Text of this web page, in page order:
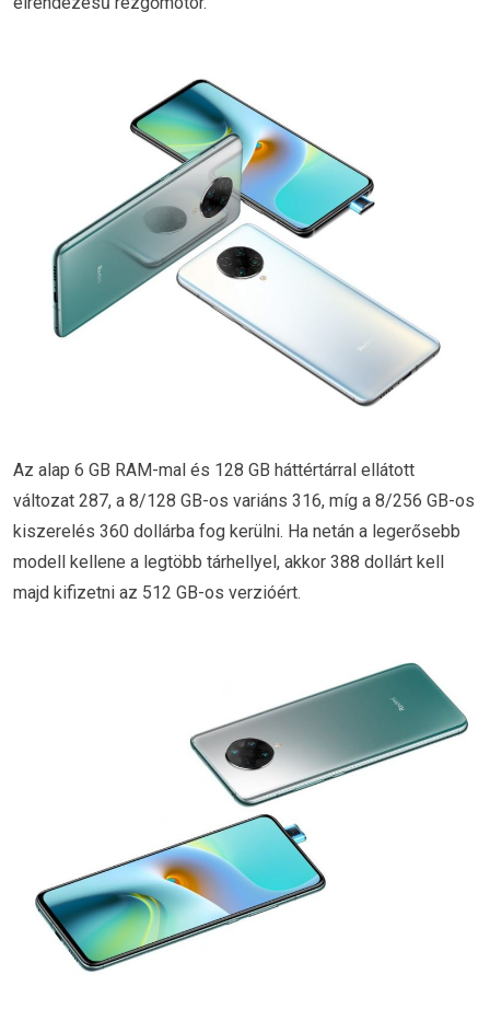
Az alap 6 GB RAM-mal és 128 GB háttértárral ellátott
változat 287, a 8/128 GB-os variáns 316, míg a 8/256 GB-os
kiszerelés 360 dollárba fog kerülni. Ha netán a legerősebb
modell kellene a legtöbb tárhellyel, akkor 388 dollárt kell
majd kifizetni az 512 GB-os verzióért.